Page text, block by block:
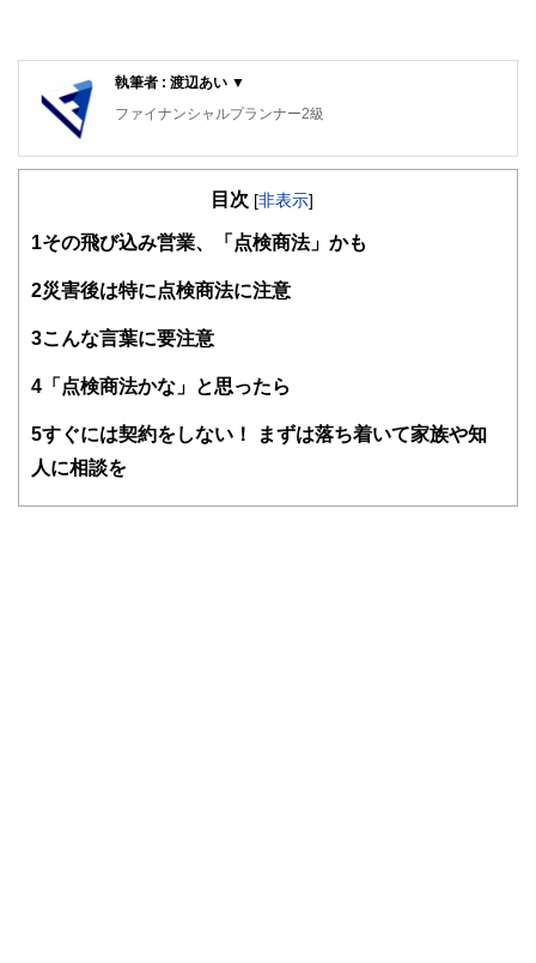
執筆者 : 渡辺あい ▼
ファイナンシャルプランナー2級
目次 [非表示]
1 その飛び込み営業、「点検商法」かも
2災害後は特に点検商法に注意
3こんな言葉に要注意
4 「点検商法かな」と思ったら
5すぐには契約をしない！ まずは落ち着いて家族や知
人に相談を